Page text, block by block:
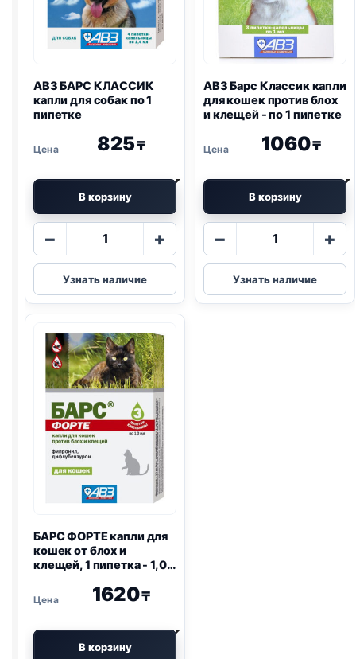
АВЗ БАРС КЛАССИК
капли для собак по 1
пипетке
825₸
В корзину
−
Количество
АВЗ
БАРС
КЛАССИК
для
собак
по
1
пипетке
+
Узнать наличие
АВЗ Барс Классик капли
для кошек против блох
и клещей - по 1 пипетке
1060₸
В корзину
−
Количество
АВЗ
Барс
Классик
+
Узнать наличие
БАРС ФОРТЕ капли для
кошек от блох и
клещей, 1 пипетка - 1,0
1620₸
В корзину